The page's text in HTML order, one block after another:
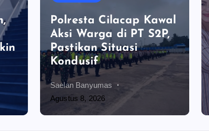
Polresta Cilacap Kawal
Aksi Warga di PT S2P,
Pastikan Situasi
Kondusif
Saelan Banyumas
Agustus 8, 2026